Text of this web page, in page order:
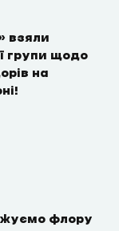
взяли
групи щодо
на
флору